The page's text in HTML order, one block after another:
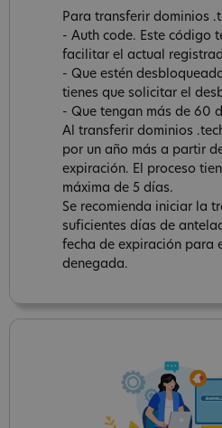
Para transferir dominios
- Auth code. Este código
facilitar el actual
- Que estén
tienes que solicitar el
- Que tengan más de 60
Al transferir dominios
por un año más a partir
expiración. El proceso
máxima de 5 días.
Se recomienda iniciar la
suficientes días de
fecha de expiración para
denegada.